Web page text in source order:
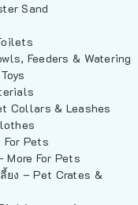
Sand
Feeders & Watering
Collars & Leashes
Pets
More For Pets
ง – Pet Crates &